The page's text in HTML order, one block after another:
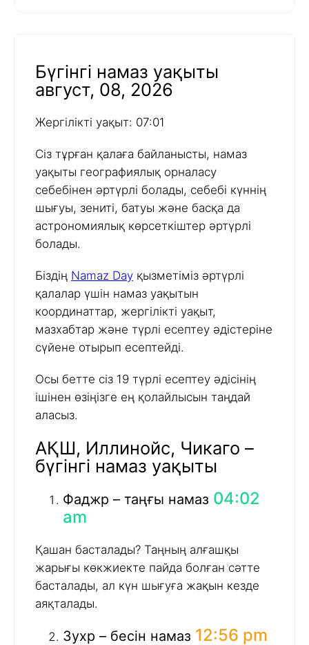
Бүгінгі намаз уақыты
август, 08, 2026
Жергілікті уақыт: 07:01
Сіз тұрған қалаға байланысты, намаз
уақыты географиялық орналасу
себебінен әртүрлі болады, себебі күннің
шығуы, зениті, батуы және басқа да
астрономиялық көрсеткіштер әртүрлі
болады.
Біздің Namaz Day қызметіміз әртүрлі
қалалар үшін намаз уақытын
координаттар, жергілікті уақыт,
мазхабтар және түрлі есептеу әдістеріне
сүйене отырып есептейді.
Осы бетте сіз 19 түрлі есептеу әдісінің
ішінен өзіңізге ең қолайлысын таңдай
аласыз.
АҚШ, Иллинойс, Чикаго –
бүгінгі намаз уақыты
Фаджр – таңғы намаз 04:02
am
Қашан басталады? Таңның алғашқы
жарығы көкжиекте пайда болған сәтте
басталады, ал күн шығуға жақын кезде
аяқталады.
Зухр – бесін намаз 12:56 pm